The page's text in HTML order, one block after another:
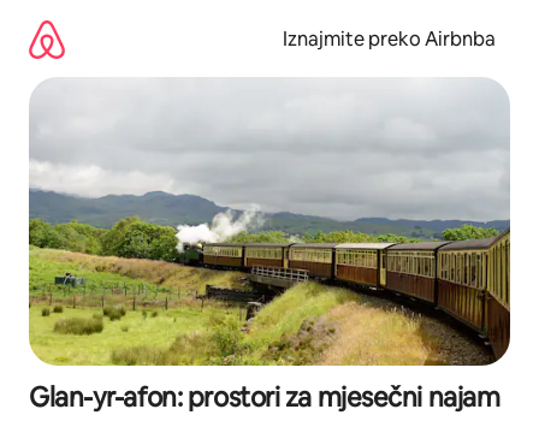
sadržaj
Iznajmite preko Airbnba
Glan-yr-afon: prostori za mjesečni najam